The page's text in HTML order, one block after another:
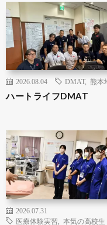
2026.08.04 DMAT, 熊本
ハートライフDMAT
2026.07.31
医療体験実習
本気の高校生